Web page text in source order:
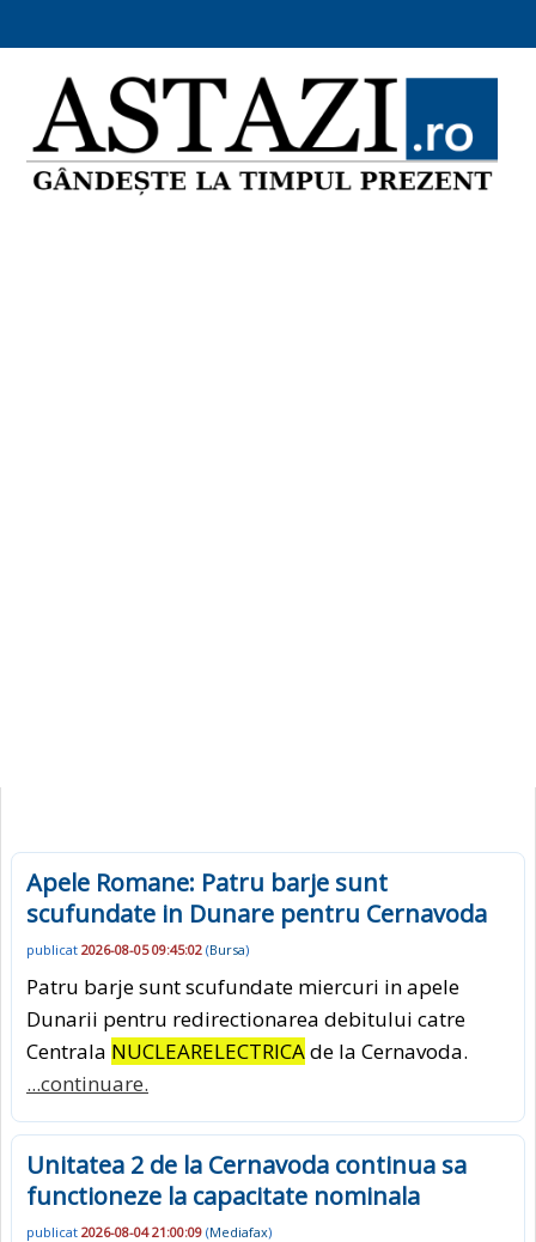
Apele Romane: Patru barje sunt
scufundate in Dunare pentru Cernavoda
publicat 2026-08-05 09:45:02 (Bursa)
Patru barje sunt scufundate miercuri in apele
Dunarii pentru redirectionarea debitului catre
Centrala NUCLEARELECTRICAde la Cernavoda.
...continuare.
Unitatea 2 de la Cernavoda continua sa
functioneze la capacitate nominala
publicat 2026-08-04 21:00:09 (Mediafax)